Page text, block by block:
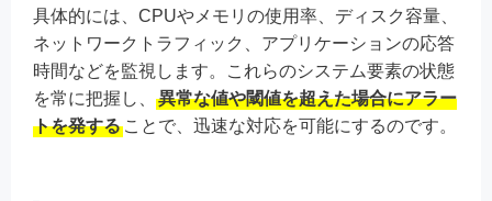
具体的には、CPUやメモリの使用率、ディスク容量、
ネットワークトラフィック、アプリケーションの応答
時間などを監視します。これらのシステム要素の状態
を常に把握し、
異常な値や閾値を超えた場合にアラー
トを発する ことで、迅速な対応を可能にするのです。